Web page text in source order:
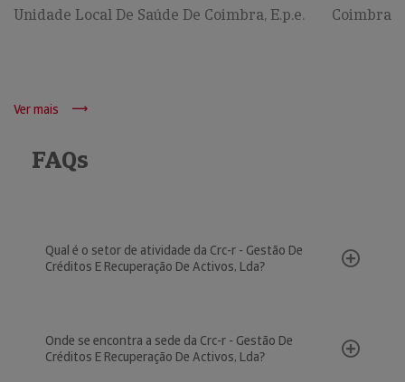
Unidade Local De Saúde De Coimbra, E.p.e. Coimbra
Ver mais
FAQs
Qual é o setor de atividade da Crc-r - Gestão De
Créditos E Recuperação De Activos, Lda?
Onde se encontra a sede da Crc-r - Gestão De
Créditos E Recuperação De Activos, Lda?